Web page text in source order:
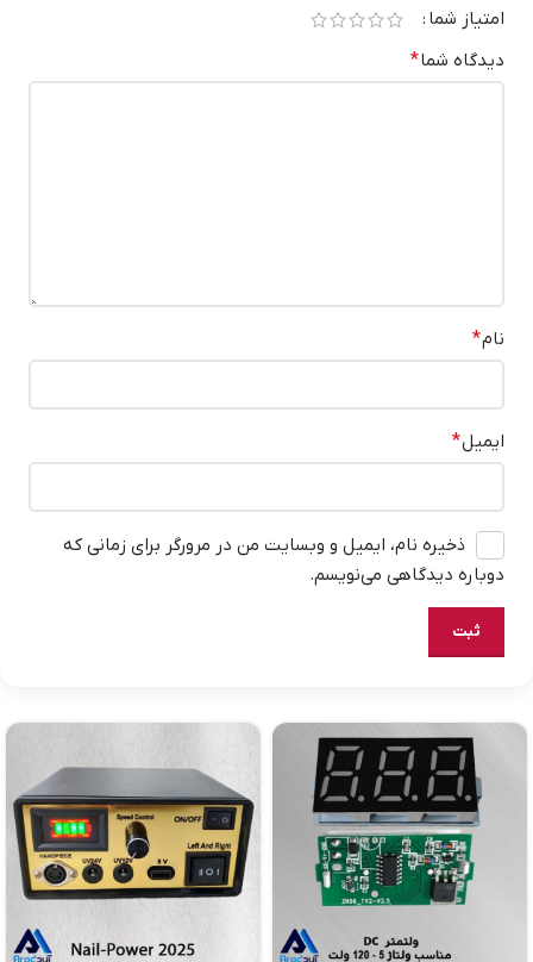
امتیاز شما
دیدگاه شما*
نام*
ایمیل*
ذخیره نام، ایمیل و وبسایت من در مرورگر برای زمانی که
دوباره دیدگاهی می‌نویسم.